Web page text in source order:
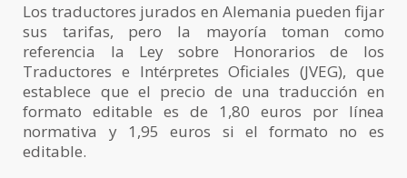
Los traductores jurados en Alemania pueden fijar
sus tarifas, pero la mayoría toman como
referencia la Ley sobre Honorarios de los
Traductores e Intérpretes Oficiales (JVEG), que
establece que el precio de una traducción en
formato editable es de 1,80 euros por línea
normativa y 1,95 euros si el formato no es
editable.